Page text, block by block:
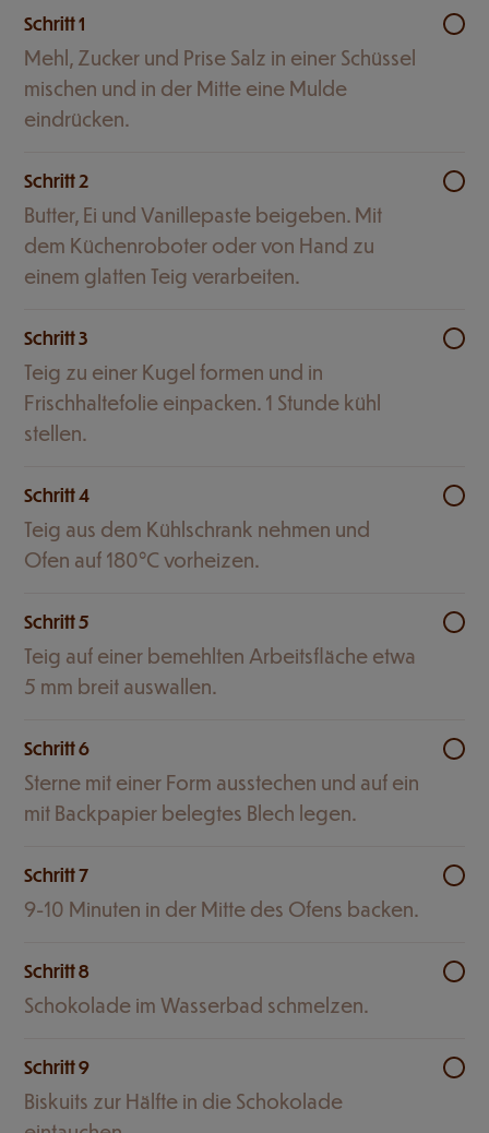
Schritt 1
Mehl, Zucker und Prise Salz in einer Schüssel
mischen und in der Mitte eine Mulde
eindrücken.
Schritt 2
Butter, Ei und Vanillepaste beigeben. Mit
dem Küchenroboter oder von Hand zu
einem glatten Teig verarbeiten.
Schritt 3
Teig zu einer Kugel formen und in
Frischhaltefolie einpacken. 1 Stunde kühl
stellen.
Schritt 4
Teig aus dem Kühlschrank nehmen und
Ofen auf 180°C vorheizen.
Schritt 5
Teig auf einer bemehlten Arbeitsfläche etwa
5 mm breit auswallen.
Schritt 6
Sterne mit einer Form ausstechen und auf ein
mit Backpapier belegtes Blech legen.
Schritt 7
9-10 Minuten in der Mitte des Ofens backen.
Schritt 8
Schokolade im Wasserbad schmelzen.
Schritt 9
Biskuits zur Hälfte in die Schokolade